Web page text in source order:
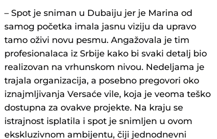
– Spot je sniman u Dubaiju jer je Marina od
samog početka imala jasnu viziju da upravo
tamo oživi novu pesmu. Angažovala je tim
profesionalaca iz Srbije kako bi svaki detalj bio
realizovan na vrhunskom nivou. Nedeljama je
trajala organizacija, a posebno pregovori oko
iznajmljivanja Versaće vile, koja je veoma teško
dostupna za ovakve projekte. Na kraju se
istrajnost isplatila i spot je snimljen u ovom
ekskluzivnom ambijentu, čiji jednodnevni